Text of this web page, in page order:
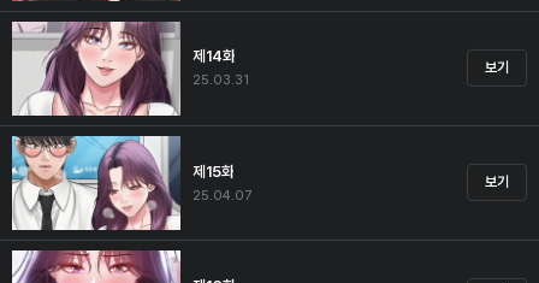
제14화
25.03.31
보기
제15화
25.04.07
보기